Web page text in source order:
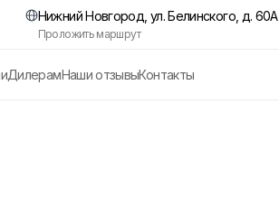
Нижний Новгород, ул. Белинского, д. 60А
Проложить маршрут
ДилерамНаши отзывыКонтакты